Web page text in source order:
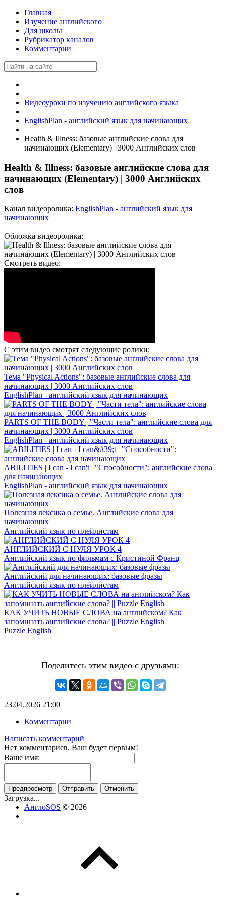
Главная
Изучение английского
Для школы
Рубрикатор каналов
Комментарии
Видеоуроки по изучению английского языка
EnglishPlan - английский язык для начинающих
Health & Illness: базовые английские слова для
начинающих (Elementary) | 3000 Английских слов
Health & Illness: базовые английские слова для
начинающих (Elementary) | 3000 Английских
слов
Канал видеоролика: EnglishPlan - английский язык для
начинающих
Обложка видеоролика:
Смотреть видео:
С этим видео смотрят следующие ролики:
Тема "Physical Actions": базовые английские слова для
начинающих | 3000 Английских слов
EnglishPlan - английский язык для начинающих
PARTS OF THE BODY | "Части тела": английские слова для
начинающих | 3000 Английских слов
EnglishPlan - английский язык для начинающих
ABILITIES | I can - I can't | "Способности": английские слова
для начинающих
EnglishPlan - английский язык для начинающих
Полезная лексика о семье. Английские слова для
начинающих
Английский язык по плейлистам
АНГЛИЙСКИЙ С НУЛЯ УРОК 4
Английский язык по фильмам с Кристиной Франц
Английский для начинающих: базовые фразы
Английский язык по плейлистам
КАК УЧИТЬ НОВЫЕ СЛОВА на английском? Как
запоминать английские слова? || Puzzle English
Puzzle English
Поделитесь этим видео с друзьями:
23.04.2026 21:00
Комментарии
Написать комментарий
Нет комментариев. Ваш будет первым!
Ваше имя:
Предпросмотр Отправить Отменить
Загрузка...
АнглоSOS © 2026